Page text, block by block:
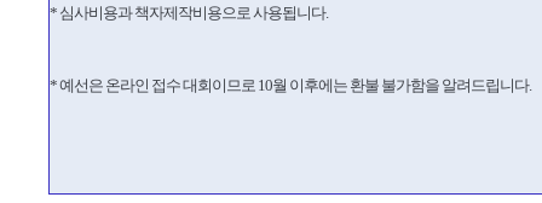
* 심사비용과 책자제작비용으로 사용됩니다.
* 예선은 온라인 접수 대회이므로 10월 이후에는 환불 불가함을 알려드립니다.